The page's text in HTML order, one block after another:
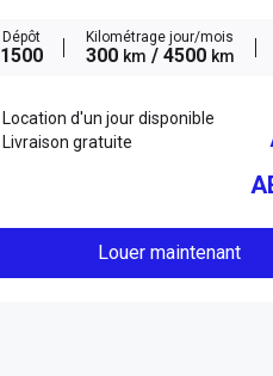
Dépôt
1500
Kilométrage jour/mois
300 km / 4500 km
Location d'un jour disponible
Livraison gratuite
Louer maintenant